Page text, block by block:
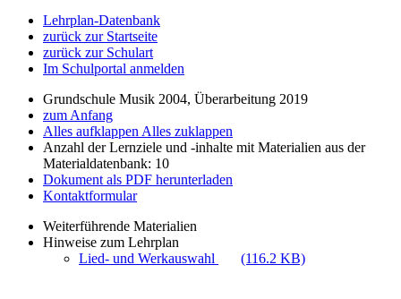
Lehrplan-Datenbank
zurück zur Startseite
zurück zur Schulart
Im Schulportal anmelden
Grundschule Musik 2004, Überarbeitung 2019
zum Anfang
Alles aufklappen Alles zuklappen
Anzahl der Lernziele und -inhalte mit Materialien aus der
Materialdatenbank: 10
Dokument als PDF herunterladen
Kontaktformular
Weiterführende Materialien
Hinweise zum Lehrplan
Lied- und Werkauswahl
(116.2 KB)